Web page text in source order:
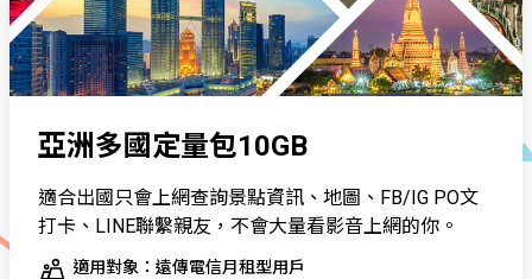
亞洲多國定量包10GB
適合出國只會上網查詢景點資訊、地圖、FB/IG PO文
打卡、LINE聯繫親友，不會大量看影音上網的你。
適用對象：遠傳電信月租型用戶